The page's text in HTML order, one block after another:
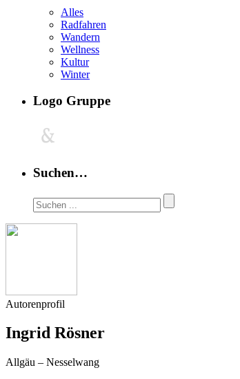
Alles
Radfahren
Wandern
Wellness
Kultur
Winter
Logo Gruppe
Suchen…
Autorenprofil
Ingrid Rösner
Allgäu – Nesselwang